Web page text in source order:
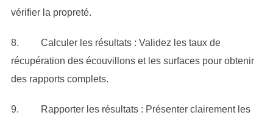
vérifier la propreté.
8. Calculer les résultats : Validez les taux de
récupération des écouvillons et les surfaces pour obtenir
des rapports complets.
9. Rapporter les résultats : Présenter clairement les